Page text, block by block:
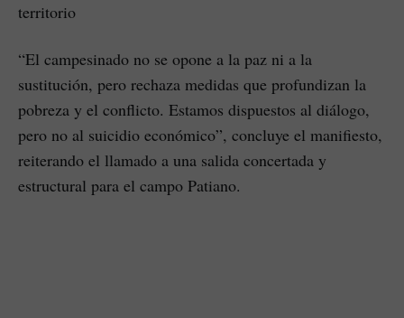
territorio
“El campesinado no se opone a la paz ni a la
sustitución, pero rechaza medidas que profundizan la
pobreza y el conflicto. Estamos dispuestos al diálogo,
pero no al suicidio económico”, concluye el manifiesto,
reiterando el llamado a una salida concertada y
estructural para el campo Patiano.